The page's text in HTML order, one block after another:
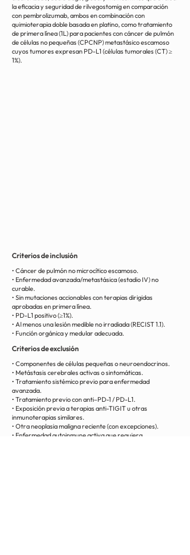
la eficacia y seguridad de rilvegostomig en comparación
con pembrolizumab, ambos en combinación con
quimioterapia doble basada en platino, como tratamiento
de primera línea (1L) para pacientes con cáncer de pulmón
de células no pequeñas (CPCNP) metastásico escamoso
cuyos tumores expresan PD-L1 (células tumorales (CT) ≥
1%).
Criterios de inclusión
• Cáncer de pulmón no microcítico escamoso.
• Enfermedad avanzada/metastásica (estadio IV) no
curable.
• Sin mutaciones accionables con terapias dirigidas
aprobadas en primera línea.
• PD-L1 positivo (≥1%).
• Al menos una lesión medible no irradiada (RECIST 1.1).
• Función orgánica y medular adecuada.
Criterios de exclusión
• Componentes de células pequeñas o neuroendocrinos.
• Metástasis cerebrales activas o sintomáticas.
• Tratamiento sistémico previo para enfermedad
avanzada.
• Tratamiento previo con anti–PD-1 / PD-L1.
• Exposición previa a terapias anti-TIGIT u otras
inmunoterapias similares.
• Otra neoplasia maligna reciente (con excepciones).
• Enfermedad autoinmune activa que requiera